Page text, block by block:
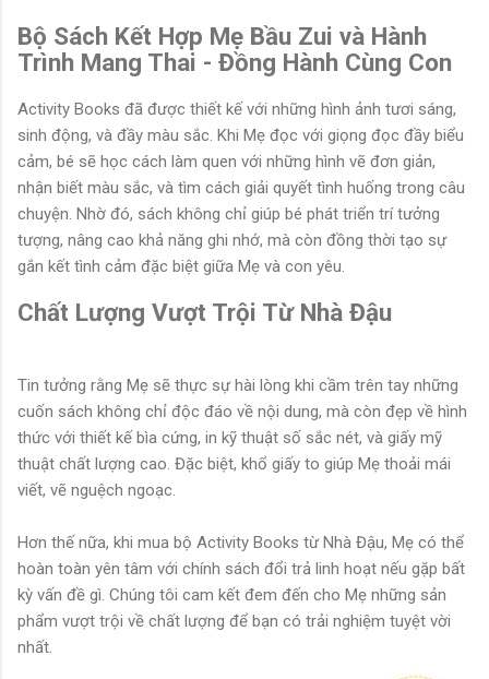
Bộ Sách Kết Hợp Mẹ Bầu Zui và Hành
Trình Mang Thai - Đồng Hành Cùng Con
Activity Books đã được thiết kế với những hình ảnh tươi sáng,
sinh động, và đầy màu sắc. Khi Mẹ đọc với giọng đọc đầy biểu
cảm, bé sẽ học cách làm quen với những hình vẽ đơn giản,
nhận biết màu sắc, và tìm cách giải quyết tình huống trong câu
chuyện. Nhờ đó, sách không chỉ giúp bé phát triển trí tưởng
tượng, nâng cao khả năng ghi nhớ, mà còn đồng thời tạo sự
gắn kết tình cảm đặc biệt giữa Mẹ và con yêu.
Chất Lượng Vượt Trội Từ Nhà Đậu
Tin tưởng rằng Mẹ sẽ thực sự hài lòng khi cầm trên tay những
cuốn sách không chỉ độc đáo về nội dung, mà còn đẹp về hình
thức với thiết kế bìa cứng, in kỹ thuật số sắc nét, và giấy mỹ
thuật chất lượng cao. Đặc biệt, khổ giấy to giúp Mẹ thoải mái
viết, vẽ nguệch ngoạc.
Hơn thế nữa, khi mua bộ Activity Books từ Nhà Đậu, Mẹ có thể
hoàn toàn yên tâm với chính sách đổi trả linh hoạt nếu gặp bất
kỳ vấn đề gì. Chúng tôi cam kết đem đến cho Mẹ những sản
phẩm vượt trội về chất lượng để bạn có trải nghiệm tuyệt vời
nhất.